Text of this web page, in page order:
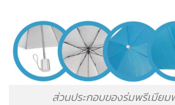
ส่วนประกอบของร่มพรีเมีย